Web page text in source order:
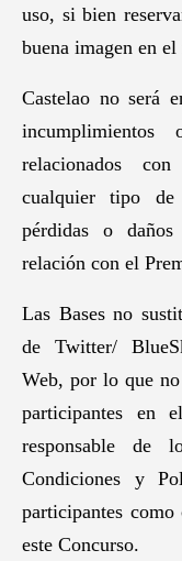
uso, si bien
buena imagen en el
Castelao no será
relacionados
cualquier tipo de
pérdidas o
relación con el
Las Bases no
de Twitter/
Web, por lo que
participantes en
responsable de
Condiciones y
participantes
este Concurso.